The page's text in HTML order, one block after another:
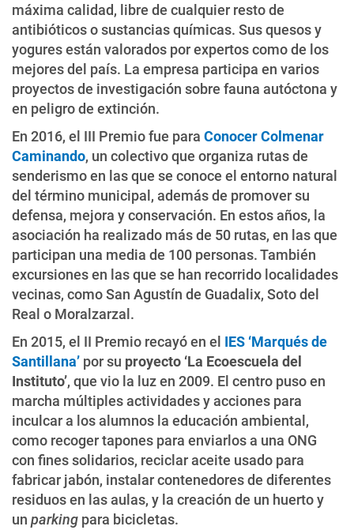
máxima calidad, libre de cualquier resto de
antibióticos o sustancias químicas. Sus quesos y
yogures están valorados por expertos como de los
mejores del país. La empresa participa en varios
proyectos de investigación sobre fauna autóctona y
en peligro de extinción.
En 2016, el III Premio fue para Conocer Colmenar
Caminando, un colectivo que organiza rutas de
senderismo en las que se conoce el entorno natural
del término municipal, además de promover su
defensa, mejora y conservación. En estos años, la
asociación ha realizado más de 50 rutas, en las que
participan una media de 100 personas. También
excursiones en las que se han recorrido localidades
vecinas, como San Agustín de Guadalix, Soto del
Real o Moralzarzal.
En 2015, el II Premio recayó en el IES ‘Marqués de
Santillana’ por su proyecto ‘La Ecoescuela del
Instituto’, que vio la luz en 2009. El centro puso en
marcha múltiples actividades y acciones para
inculcar a los alumnos la educación ambiental,
como recoger tapones para enviarlos a una ONG
con fines solidarios, reciclar aceite usado para
fabricar jabón, instalar contenedores de diferentes
residuos en las aulas, y la creación de un huerto y
un parking para bicicletas.